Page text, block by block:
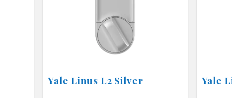
Yale Linus L2 Silver Yale